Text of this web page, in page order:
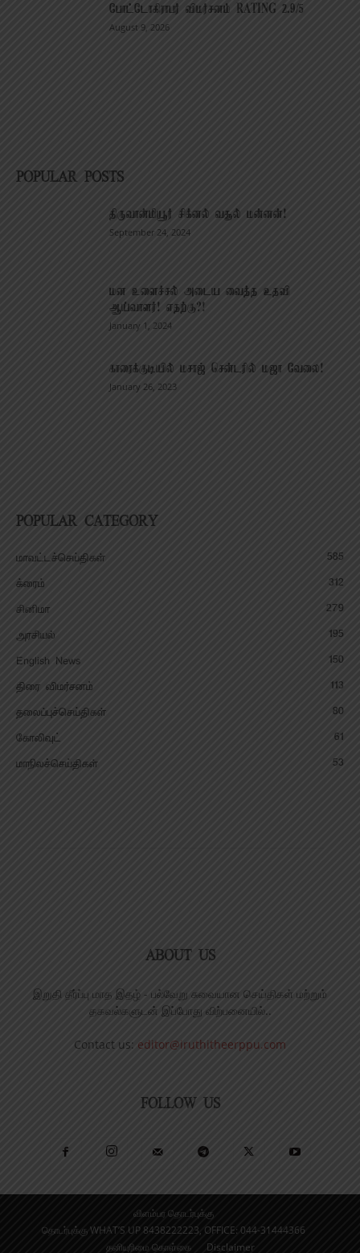
போட்டோகிராபர் விமர்சனம் RATING 2.9/5
August 9, 2026
POPULAR POSTS
திருவான்மியூர் சிக்னல் வசூல் மன்னன்!
September 24, 2024
மன உளைச்சல் அடைய வைத்த உதவி
ஆய்வாளர்! எதற்கு?!
January 1, 2024
காரைக்குடியில் மசாஜ் சென்டரில் மஜா வேலை!
January 26, 2023
POPULAR CATEGORY
மாவட்டச்செய்திகள்
585
க்ரைம்
312
சினிமா
279
அரசியல்
195
English News
150
திரை விமர்சனம்
113
தலைப்புச்செய்திகள்
80
கோலிவுட்
61
மாநிலச்செய்திகள்
53
ABOUT US
இறுதி தீர்ப்பு மாத இதழ் - பல்வேறு சுவையான செய்திகள் மற்றும்
தகவல்களுடன் இப்போது விற்பனையில்..
Contact us: editor@iruthitheerppu.com
FOLLOW US
விளம்பர தொடர்புக்கு
தொடர்புக்கு WHAT’S UP 8438222223, OFFICE: 044-31444366
தனியுரிமை கொள்கை
Disclaimer